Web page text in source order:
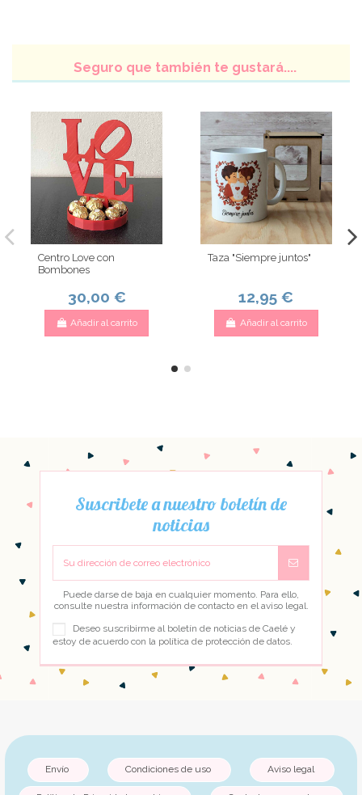
Seguro que también te gustará....
Centro Love con
Bombones
30,00 €
Añadir al carrito
Taza "Siempre juntos"
12,95 €
Añadir al carrito
Suscribete a nuestro boletín de
noticias
Puede darse de baja en cualquier momento. Para ello,
consulte nuestra información de contacto en el aviso legal.
Deseo suscribirme al boletín de noticias de Caelé y
estoy de acuerdo con la política de protección de datos.
Envío Condiciones de uso Aviso legal